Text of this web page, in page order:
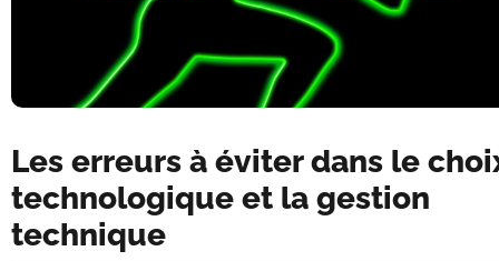
Les erreurs à éviter dans le
technologique et la gestion
technique